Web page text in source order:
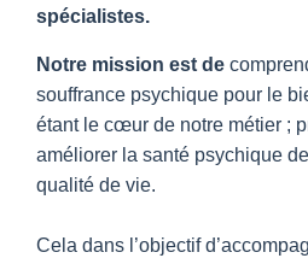
spécialistes.
Notre mission est de
souffrance psychique pour le
étant le cœur de notre métier ;
améliorer la santé psychique
qualité de vie.
Cela dans l’objectif